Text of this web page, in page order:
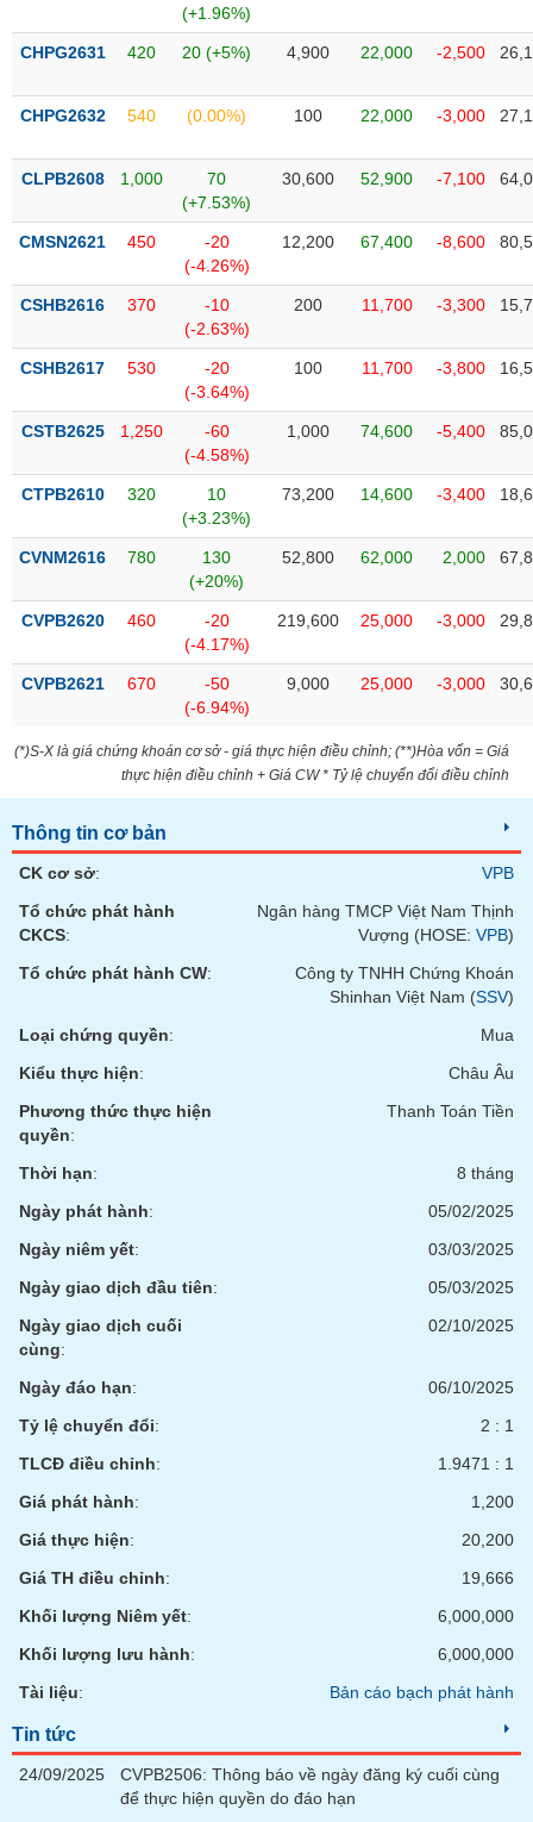
(+1.96%)
CHPG2631 420 20 (+5%) 4,900 22,000 -2,500
CHPG2632 540 (0.00%) 100 22,000 -3,000
CLPB2608 1,000
70
(+7.53%)
30,600 52,900 -7,100
CMSN2621 450
-20
(-4.26%)
12,200 67,400 -8,600
CSHB2616 370
-10
(-2.63%)
200 11,700 -3,300
CSHB2617 530
-20
(-3.64%)
100 11,700 -3,800
CSTB2625 1,250
-60
(-4.58%)
1,000 74,600 -5,400
CTPB2610 320
10
(+3.23%)
73,200 14,600 -3,400
CVNM2616 780
130
(+20%)
52,800 62,000 2,000
CVPB2620 460
-20
(-4.17%)
219,600 25,000 -3,000
CVPB2621 670
-50
(-6.94%)
9,000 25,000 -3,000
(*)S-X là giá chứng khoán cơ sở - giá thực hiện điều chỉnh; (**)Hòa vốn = Giá
thực hiện điều chỉnh + Giá CW * Tỷ lệ chuyển đổi điều chỉnh
Thông tin cơ bản
CK cơ sở:
VPB
Tổ chức phát hành
CKCS:
Ngân hàng TMCP Việt Nam Thịnh
Vượng (HOSE: VPB)
Tổ chức phát hành CW:
Công ty TNHH Chứng Khoán
Shinhan Việt Nam (SSV)
Loại chứng quyền:
Mua
Kiểu thực hiện:
Châu Âu
Phương thức thực hiện
quyền:
Thanh Toán Tiền
Thời hạn:
8 tháng
Ngày phát hành:
05/02/2025
Ngày niêm yết:
03/03/2025
Ngày giao dịch đầu tiên:
05/03/2025
Ngày giao dịch cuối
cùng:
02/10/2025
Ngày đáo hạn:
06/10/2025
Tỷ lệ chuyển đổi:
2 : 1
TLCĐ điều chỉnh:
1.9471 : 1
Giá phát hành:
1,200
Giá thực hiện:
20,200
Giá TH điều chỉnh:
19,666
Khối lượng Niêm yết:
6,000,000
Khối lượng lưu hành:
6,000,000
Tài liệu: Bản cáo bạch phát hành
Tin tức
24/09/2025
CVPB2506: Thông báo về ngày đăng ký cuối cùng
để thực hiện quyền do đáo hạn
ĐỘNG
SẢN
Mã
khoán
(-)
Tất cả Cổ phiếu Chỉ số Chứng chỉ quỹ Chứng
Lãnh
đạo
Tất cả Người nội bộ Người liên quan Cổ đông lớn
Tin
(-)
Bài
tác
cáo
(-)
Thuật
(-)
(-)
Đào
tạo
Sách
chính
cụ
đầu
thông
chính
Dữ